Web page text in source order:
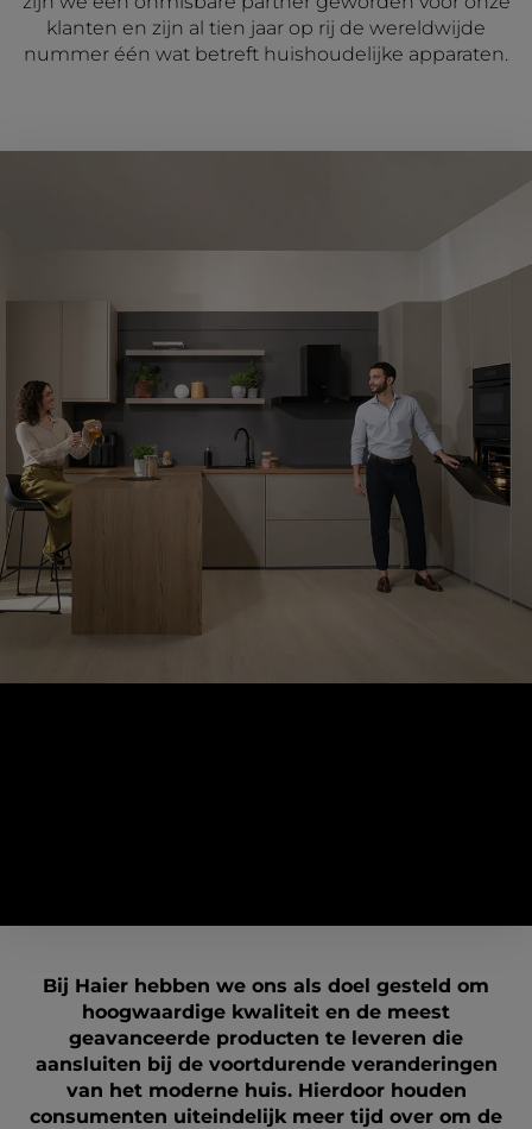
klanten en zijn al tien jaar op rij de wereldwijde
nummer één wat betreft huishoudelijke apparaten.
Bij Haier hebben we ons als doel gesteld om
hoogwaardige kwaliteit en de meest
geavanceerde producten te leveren die
aansluiten bij de voortdurende veranderingen
van het moderne huis. Hierdoor houden
consumenten uiteindelijk meer tijd over om de